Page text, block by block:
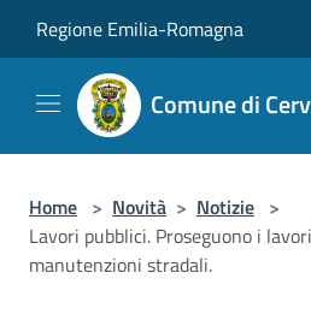
Regione Emilia-Romagna
Comune di
Home > Novità > Notizie >
Lavori pubblici. Proseguono i
manutenzioni stradali.